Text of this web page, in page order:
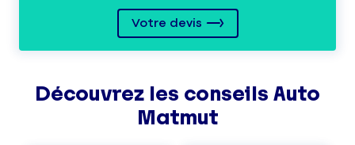
Votre devis
Découvrez les conseils Auto
Matmut